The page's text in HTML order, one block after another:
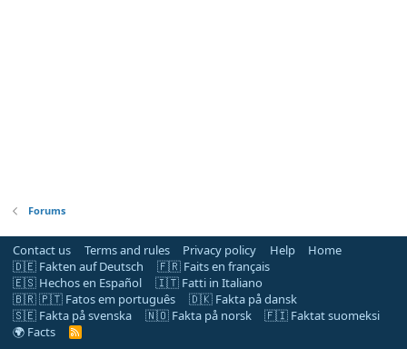
Forums
Contact us Terms and rules Privacy policy Help
Home
🇩🇪 Fakten auf Deutsch
🇫🇷 Faits en français
🇪🇸 Hechos en Español
🇮🇹 Fatti in Italiano
🇧🇷 🇵🇹 Fatos em português
🇩🇰 Fakta på dansk
🇸🇪 Fakta på svenska
🇳🇴 Fakta på norsk
🇫🇮 Faktat suomeksi
🌍 Facts
R